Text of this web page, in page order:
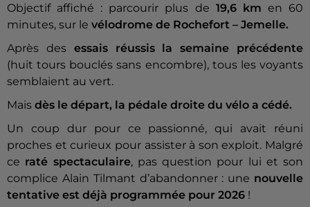
Objectif affiché : parcourir plus de 19,6 km en 60
minutes, sur le vélodrome de Rochefort – Jemelle.
Après des essais réussis la semaine précédente
(huit tours bouclés sans encombre), tous les voyants
semblaient au vert.
Mais dès le départ, la pédale droite du vélo a cédé.
Un coup dur pour ce passionné, qui avait réuni
proches et curieux pour assister à son exploit. Malgré
ce raté spectaculaire, pas question pour lui et son
complice Alain Tilmant d’abandonner : une nouvelle
tentative est déjà programmée pour 2026 !